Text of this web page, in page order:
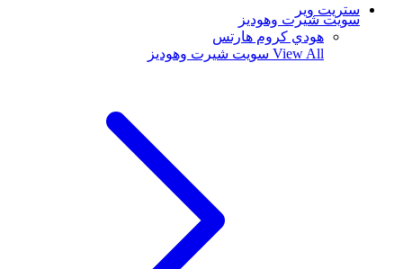
ستريت وير
سويت شيرت وهوديز
هودي كروم هارتس
View All سويت شيرت وهوديز